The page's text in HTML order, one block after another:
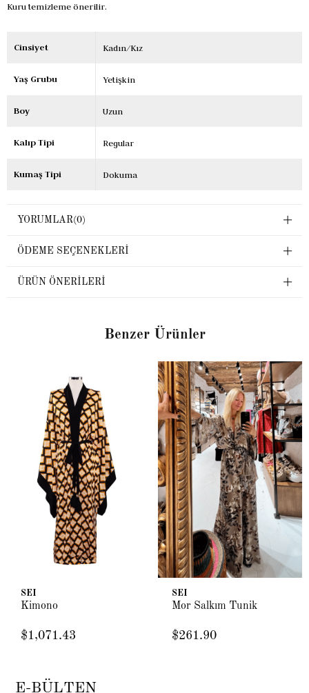
Kuru temizleme önerilir.
Cinsiyet Kadın/Kız
Yaş Grubu Yetişkin
Boy Uzun
Kalıp Tipi Regular
Kumaş Tipi Dokuma
YORUMLAR(0)
ÖDEME SEÇENEKLERI
ÜRÜN ÖNERILERI
Benzer Ürünler
SEI
Kimono
$1,071.43
SEI
Mor Salkım Tunik
$261.90
E-BÜLTEN